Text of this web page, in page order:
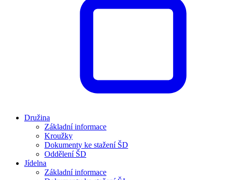
Družina
Základní informace
Kroužky
Dokumenty ke stažení ŠD
Oddělení ŠD
Jídelna
Základní informace